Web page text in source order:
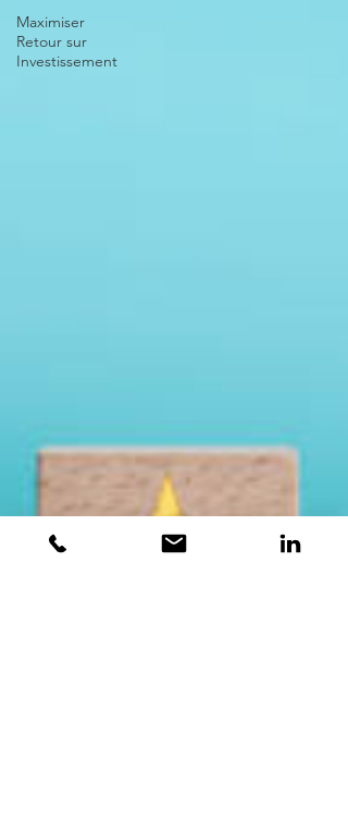
Maximiser
Retour sur
Investissement